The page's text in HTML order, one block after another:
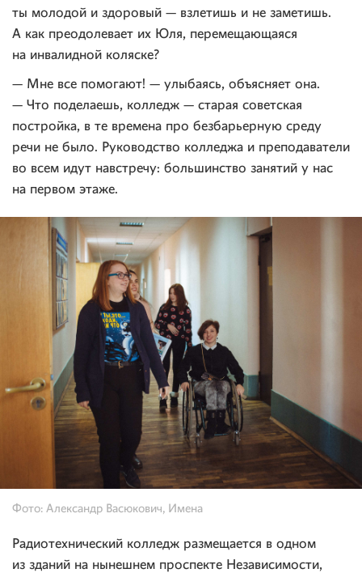
ты молодой и здоровый — взлетишь и не заметишь.
А как преодолевает их Юля, перемещающаяся
на инвалидной коляске?
— Мне все помогают! — улыбаясь, объясняет она.
— Что поделаешь, колледж — старая советская
постройка, в те времена про безбарьерную среду
речи не было. Руководство колледжа и преподаватели
во всем идут навстречу: большинство занятий у нас
на первом этаже.
Фото: Александр Васюкович, Имена
Радиотехнический колледж размещается в одном
из зданий на нынешнем проспекте Независимости,